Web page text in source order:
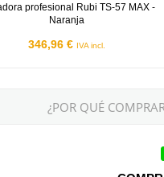
profesional Rubi TS-57 MAX -
Naranja
346,96 € IVA incl.
¿POR QUÉ